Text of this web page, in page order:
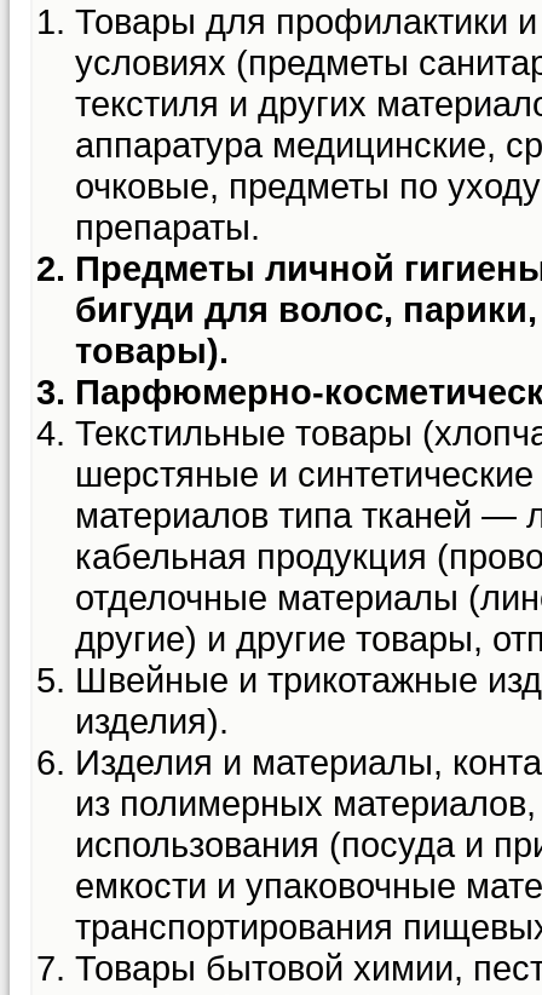
Товары для профилактики
условиях (предметы
текстиля и других
аппаратура медицинские,
очковые, предметы по
препараты.
Предметы личной
бигуди для волос,
товары).
Парфюмерно-
Текстильные товары
шерстяные и
материалов типа тканей —
кабельная продукция
отделочные материалы
другие) и другие товары,
Швейные и трикотажные
изделия).
Изделия и материалы,
из полимерных
использования (посуда и
емкости и упаковочные
транспортирования
Товары бытовой химии,